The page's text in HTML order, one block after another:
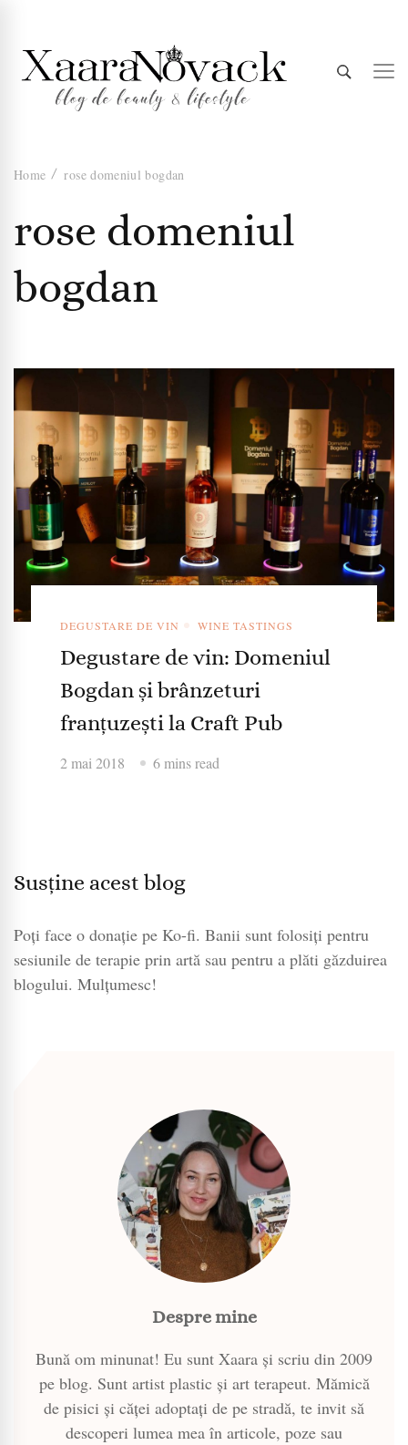
Xaara
Novack
Home rose domeniul bogdan
rose domeniul
bogdan
DEGUSTARE DE VIN WINE TASTINGS
Degustare de vin: Domeniul
Bogdan și brânzeturi
franțuzești la Craft Pub
2 mai 2018 6 mins read
Susține acest blog
Poți face o donație pe Ko-fi. Banii sunt folosiți pentru
sesiunile de terapie prin artă sau pentru a plăti găzduirea
blogului. Mulțumesc!
Despre mine
Bună om minunat! Eu sunt Xaara și scriu din 2009
pe blog. Sunt artist plastic și art terapeut. Mămică
de pisici și căței adoptați de pe stradă, te invit să
descoperi lumea mea în articole, poze sau